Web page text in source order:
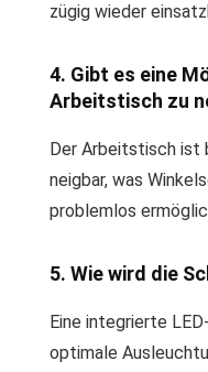
zügig wieder
4. Gibt es eine
Arbeitstisch zu
Der Arbeitstisch ist
neigbar, was
problemlos
5. Wie wird die
Eine integrierte
optimale